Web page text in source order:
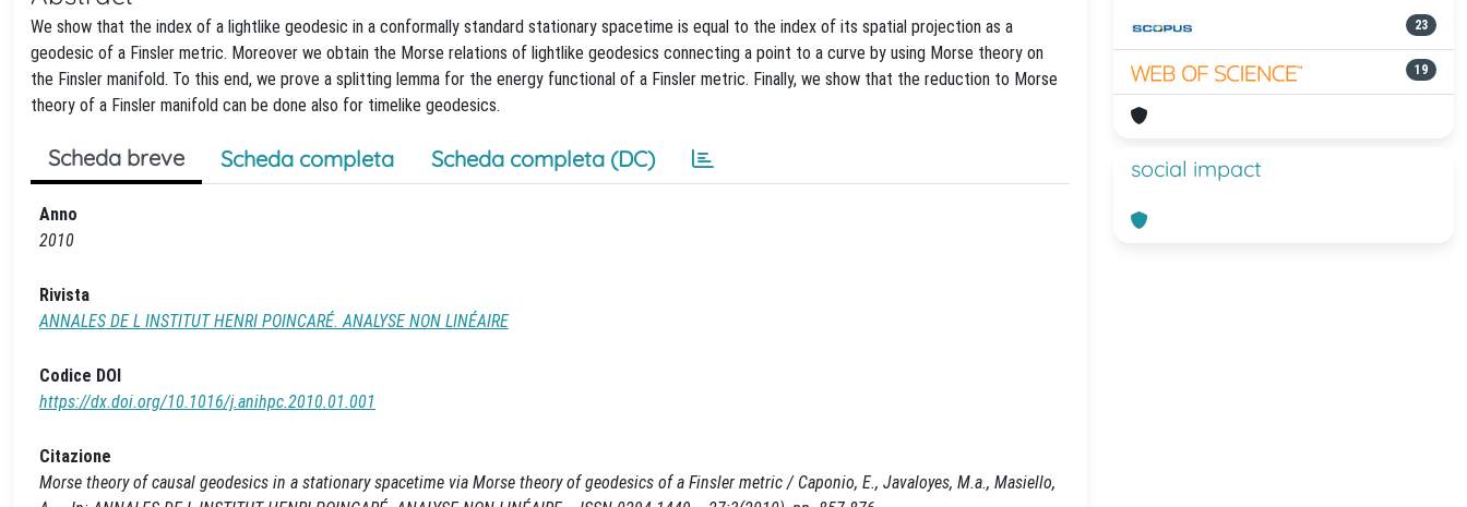
We show that the index of a lightlike geodesic in a conformally standard stationary spacetime is equal to the index of its spatial projection as a
geodesic of a Finsler metric. Moreover we obtain the Morse relations of lightlike geodesics connecting a point to a curve by using Morse theory on
the Finsler manifold. To this end, we prove a splitting lemma for the energy functional of a Finsler metric. Finally, we show that the reduction to Morse
theory of a Finsler manifold can be done also for timelike geodesics.
Scheda breve Scheda completa Scheda completa (DC)
Anno
2010
Rivista
ANNALES DE L INSTITUT HENRI POINCARÉ. ANALYSE NON LINÉAIRE
Codice DOI
https://dx.doi.org/10.1016/j.anihpc.2010.01.001
Citazione
Morse theory of causal geodesics in a stationary spacetime via Morse theory of geodesics of a Finsler metric / Caponio, E., Javaloyes, M.a., Masiello,
23
19
social impact